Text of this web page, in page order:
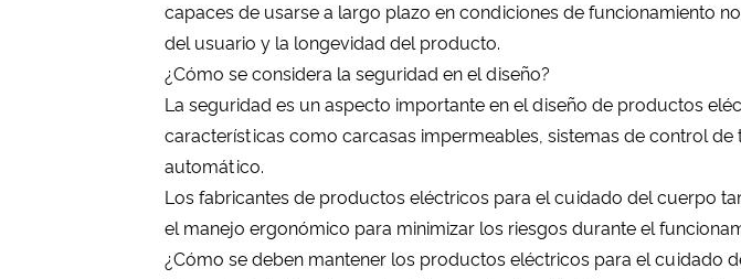
capaces de usarse a largo plazo en condiciones de funcionamiento
del usuario y la longevidad del producto.
¿Cómo se considera la seguridad en el diseño?
La seguridad es un aspecto importante en el diseño de productos
características como carcasas impermeables, sistemas de control
automático.
Los fabricantes de productos eléctricos para el cuidado del cuerpo
el manejo ergonómico para minimizar los riesgos durante el
¿Cómo se deben mantener los productos eléctricos para el cuidado